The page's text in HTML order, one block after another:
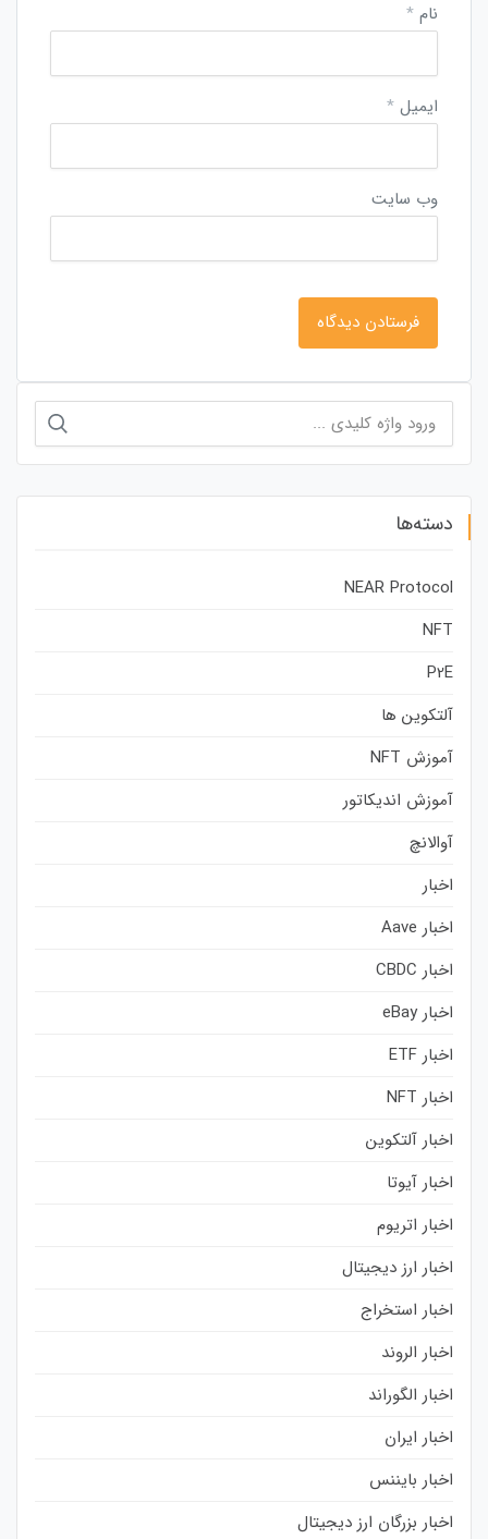
نام *
ایمیل *
وب‌ سایت
برای:
دسته‌ها
NEAR Protocol
NFT
P2E
آلتکوین ها
آموزش NFT
آموزش اندیکاتور
آوالانچ
اخبار
اخبار Aave
اخبار CBDC
اخبار eBay
اخبار ETF
اخبار NFT
اخبار آلتکوین
اخبار آیوتا
اخبار اتریوم
اخبار ارز دیجیتال
اخبار استخراج
اخبار الروند
اخبار الگوراند
اخبار ایران
اخبار بایننس
اخبار بزرگان ارز دیجیتال